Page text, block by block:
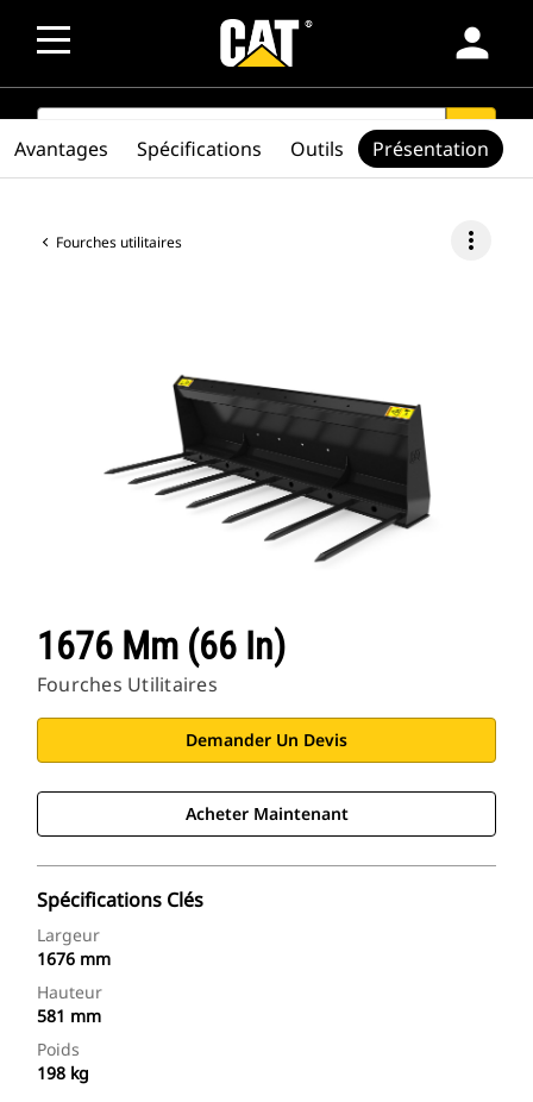
person
SEARCH search
Fourches utilitaires more_vert
1676 Mm (66 In)
Fourches Utilitaires
Demander Un Devis
Acheter Maintenant
Spécifications Clés
Largeur
1676 mm
Hauteur
581 mm
Poids
198 kg
Avantages Spécifications Outils Présentation